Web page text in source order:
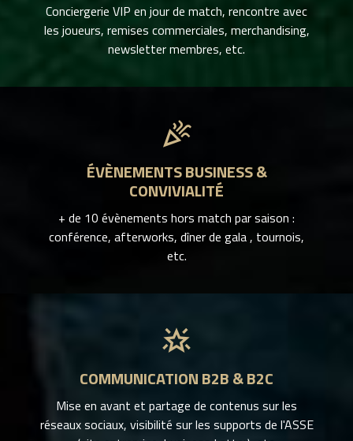
Conciergerie VIP en jour de match, rencontre avec
les joueurs, remises commerciales, merchandising,
newsletter membres, etc.
celebration
ÉVÈNEMENTS BUSINESS &
CONVIVIALITÉ
+ de 10 évènements hors match par saison :
conférence, afterworks, dîner de gala , tournois,
etc.
star_shine
COMMUNICATION B2B & B2C
Mise en avant et partage de contenus sur les
réseaux sociaux, visibilité sur les supports de l'ASSE